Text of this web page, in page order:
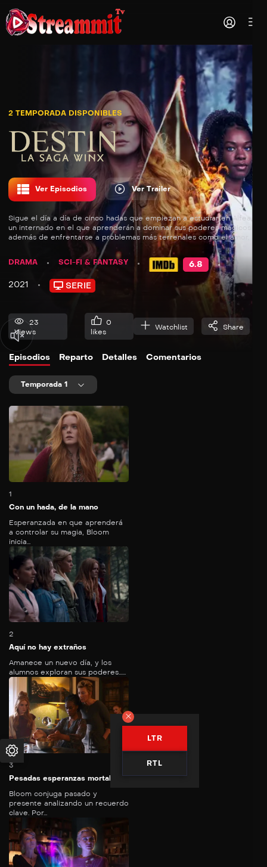
2 TEMPORADA DISPONIBLES
Ver Episodios Ver Trailer
Sigue el día a día de cinco hadas que empiezan a estudiar en Alfea,
un internado en el que aprenderán a dominar sus poderes mágicos
además de enfrentarse a problemas más terrenales como el amor, la
rivalidad y unos monstruos que amenazan su existencia.
DRAMA
SCI-FI & FANTASY
6.8
2021
SERIE
23
Views
0
likes
Watchlist Share
Episodios Reparto Detalles Comentarios
Temporada 1
1
Con un hada, de la mano
Esperanzada en que aprenderá
a controlar su magia, Bloom
inicia...
2
Aquí no hay extraños
Amanece un nuevo día, y los
alumnos exploran sus poderes…...
52
mins
3
Pesadas esperanzas mortales
Bloom conjuga pasado y
presente analizando un recuerdo
clave. Por...
LTR
RTL